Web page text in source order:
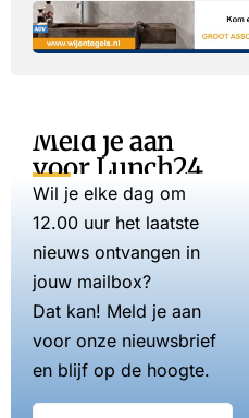
Meld je aan
voor Lunch24
Wil je elke dag om
12.00 uur het laatste
nieuws ontvangen in
jouw mailbox?
Dat kan! Meld je aan
voor onze nieuwsbrief
en blijf op de hoogte.